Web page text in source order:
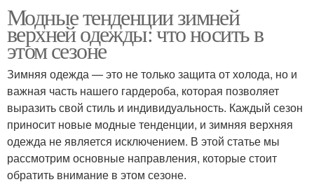
Модные тенденции зимней
верхней одежды: что носить в
этом сезоне
Зимняя одежда — это не только защита от холода, но и
важная часть нашего гардероба, которая позволяет
выразить свой стиль и индивидуальность. Каждый сезон
приносит новые модные тенденции, и зимняя верхняя
одежда не является исключением. В этой статье мы
рассмотрим основные направления, которые стоит
обратить внимание в этом сезоне.